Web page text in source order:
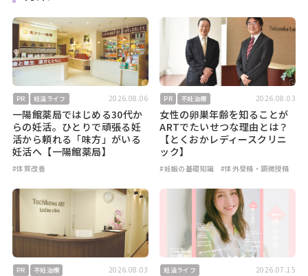
PR 妊活ライフ 2026.08.06
一陽館薬局ではじめる30代か
らの妊活。ひとりで頑張る妊
活から頼れる「味方」がいる
妊活へ【一陽館薬局】
#体質改善
PR 不妊治療 2026.08.03
女性の卵巣年齢を知ることが
ARTでたいせつな理由とは？
【とくおかレディースクリニ
ック】
#妊娠の基礎知識 #体外受精・顕微授精
PR 不妊治療 2026.08.03 妊活ライフ 2026.07.15